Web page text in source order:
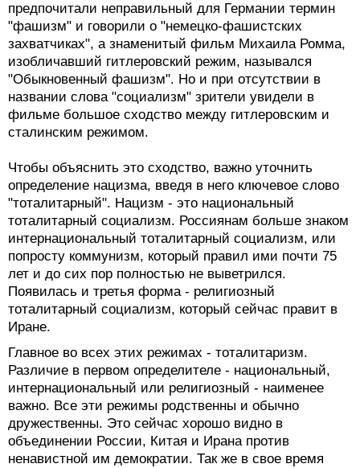
предпочитали неправильный для Германии термин
"фашизм" и говорили о "немецко-фашистских
захватчиках", а знаменитый фильм Михаила Ромма,
изобличавший гитлеровский режим, назывался
"Обыкновенный фашизм". Но и при отсутствии в
названии слова "социализм" зрители увидели в
фильме большое сходство между гитлеровским и
сталинским режимом.
Чтобы объяснить это сходство, важно уточнить
определение нацизма, введя в него ключевое слово
"тоталитарный". Нацизм - это национальный
тоталитарный социализм. Россиянам больше знаком
интернациональный тоталитарный социализм, или
попросту коммунизм, который правил ими почти 75
лет и до сих пор полностью не выветрился.
Появилась и третья форма - религиозный
тоталитарный социализм, который сейчас правит в
Иране.
Главное во всех этих режимах - тоталитаризм.
Различие в первом определителе - национальный,
интернациональный или религиозный - наименее
важно. Все эти режимы родственны и обычно
дружественны. Это сейчас хорошо видно в
объединении России, Китая и Ирана против
ненавистной им демократии. Так же в свое время